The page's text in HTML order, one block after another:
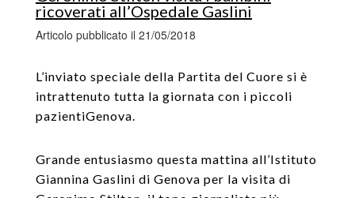
ricoverati all’Ospedale Gaslini
Articolo pubblicato il 21/05/2018
L’inviato speciale della Partita del Cuore si è
intrattenuto tutta la giornata con i piccoli
pazientiGenova.
Grande entusiasmo questa mattina all’Istituto
Giannina Gaslini di Genova per la visita di